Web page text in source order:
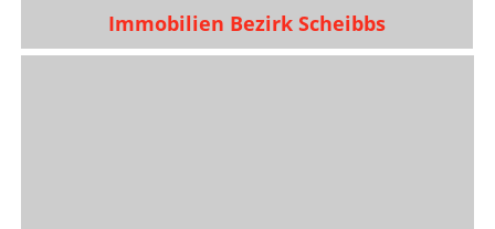
Immobilien Bezirk Scheibbs